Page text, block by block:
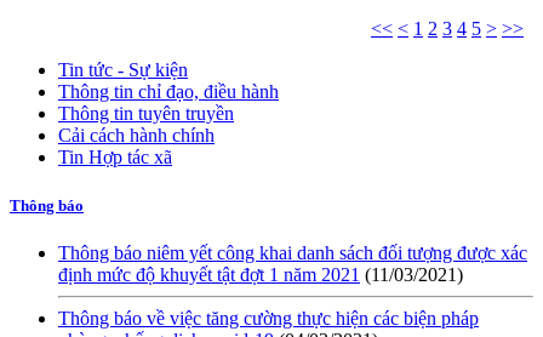
<< < 1 2 3 4 5 > >>
Tin tức - Sự kiện
Thông tin chỉ đạo, điều hành
Thông tin tuyên truyền
Cải cách hành chính
Tin Hợp tác xã
Thông báo
Thông báo niêm yết công khai danh sách đối tượng được xác
định mức độ khuyết tật đợt 1 năm 2021 (11/03/2021)
Thông báo về việc tăng cường thực hiện các biện pháp